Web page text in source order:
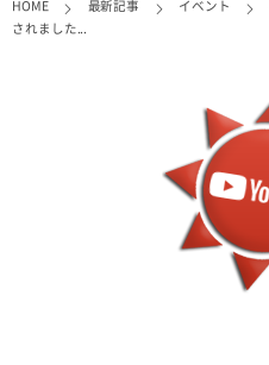
HOME 最新記事 イベント
されました...